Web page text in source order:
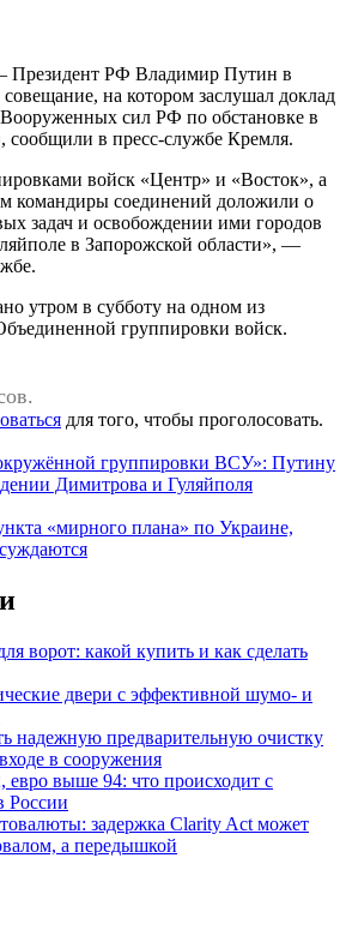
Президент РФ Владимир Путин в
на котором заслушал доклад
сил РФ по обстановке в
сообщили в пресс-службе Кремля.
войск «Центр» и «Восток», а
командиры соединений доложили о
задач и освобождении ими городов
в Запорожской области», —
утром в субботу на одном из
группировки войск.
для того, чтобы проголосовать.
группировки ВСУ»: Путину
Димитрова и Гуляйполя
«мирного плана» по Украине,
ворот: какой купить и как сделать
двери с эффективной шумо- и
надежную предварительную очистку
в сооружения
евро выше 94: что происходит с
России
задержка Clarity Act может
а передышкой